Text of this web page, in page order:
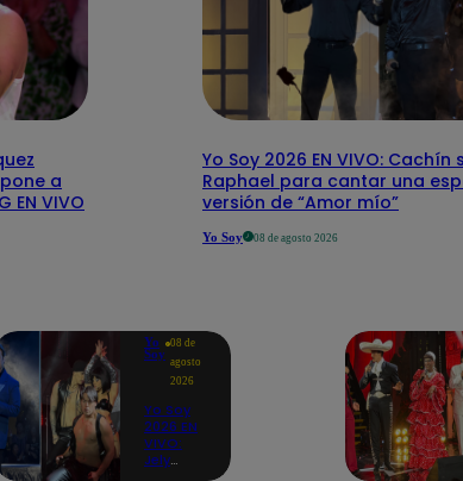
a
EN VIVO
Yo Soy 2026 EN VIVO: Cachín
Raphael para cantar una
versión de “Amor mío”
Yo Soy 08 de agosto 2026
Yo
Soy
08 de
agosto
2026
Yo Soy
2026 EN
VIVO:
Jely